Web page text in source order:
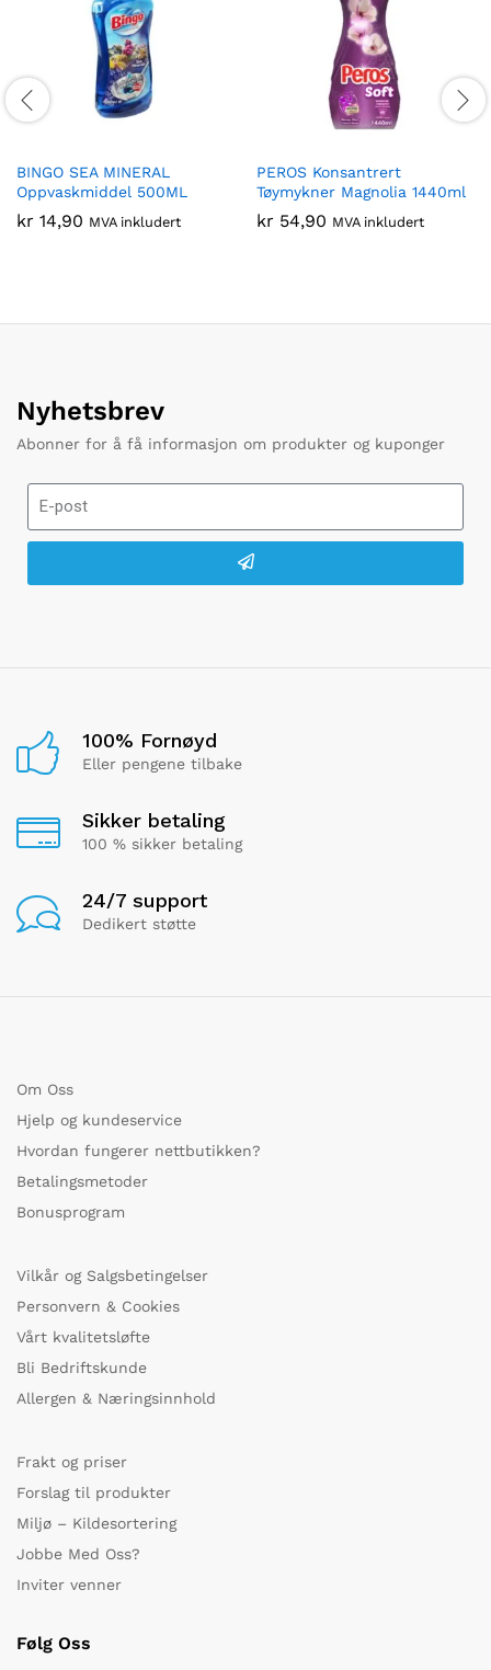
BINGO SEA MINERAL
Oppvaskmiddel 500ML
kr 14,90 MVA inkludert
PEROS Konsantrert
Tøymykner Magnolia 1440ml
kr 54,90 MVA inkludert
Nyhetsbrev
Abonner for å få informasjon om produkter og kuponger
100% Fornøyd
Eller pengene tilbake
Sikker betaling
100 % sikker betaling
24/7 support
Dedikert støtte
Om Oss
Hjelp og kundeservice
Hvordan fungerer nettbutikken?
Betalingsmetoder
Bonusprogram
Vilkår og Salgsbetingelser
Personvern & Cookies
Vårt kvalitetsløfte
Bli Bedriftskunde
Allergen & Næringsinnhold
Frakt og priser
Forslag til produkter
Miljø – Kildesortering
Jobbe Med Oss?
Inviter venner
Følg Oss